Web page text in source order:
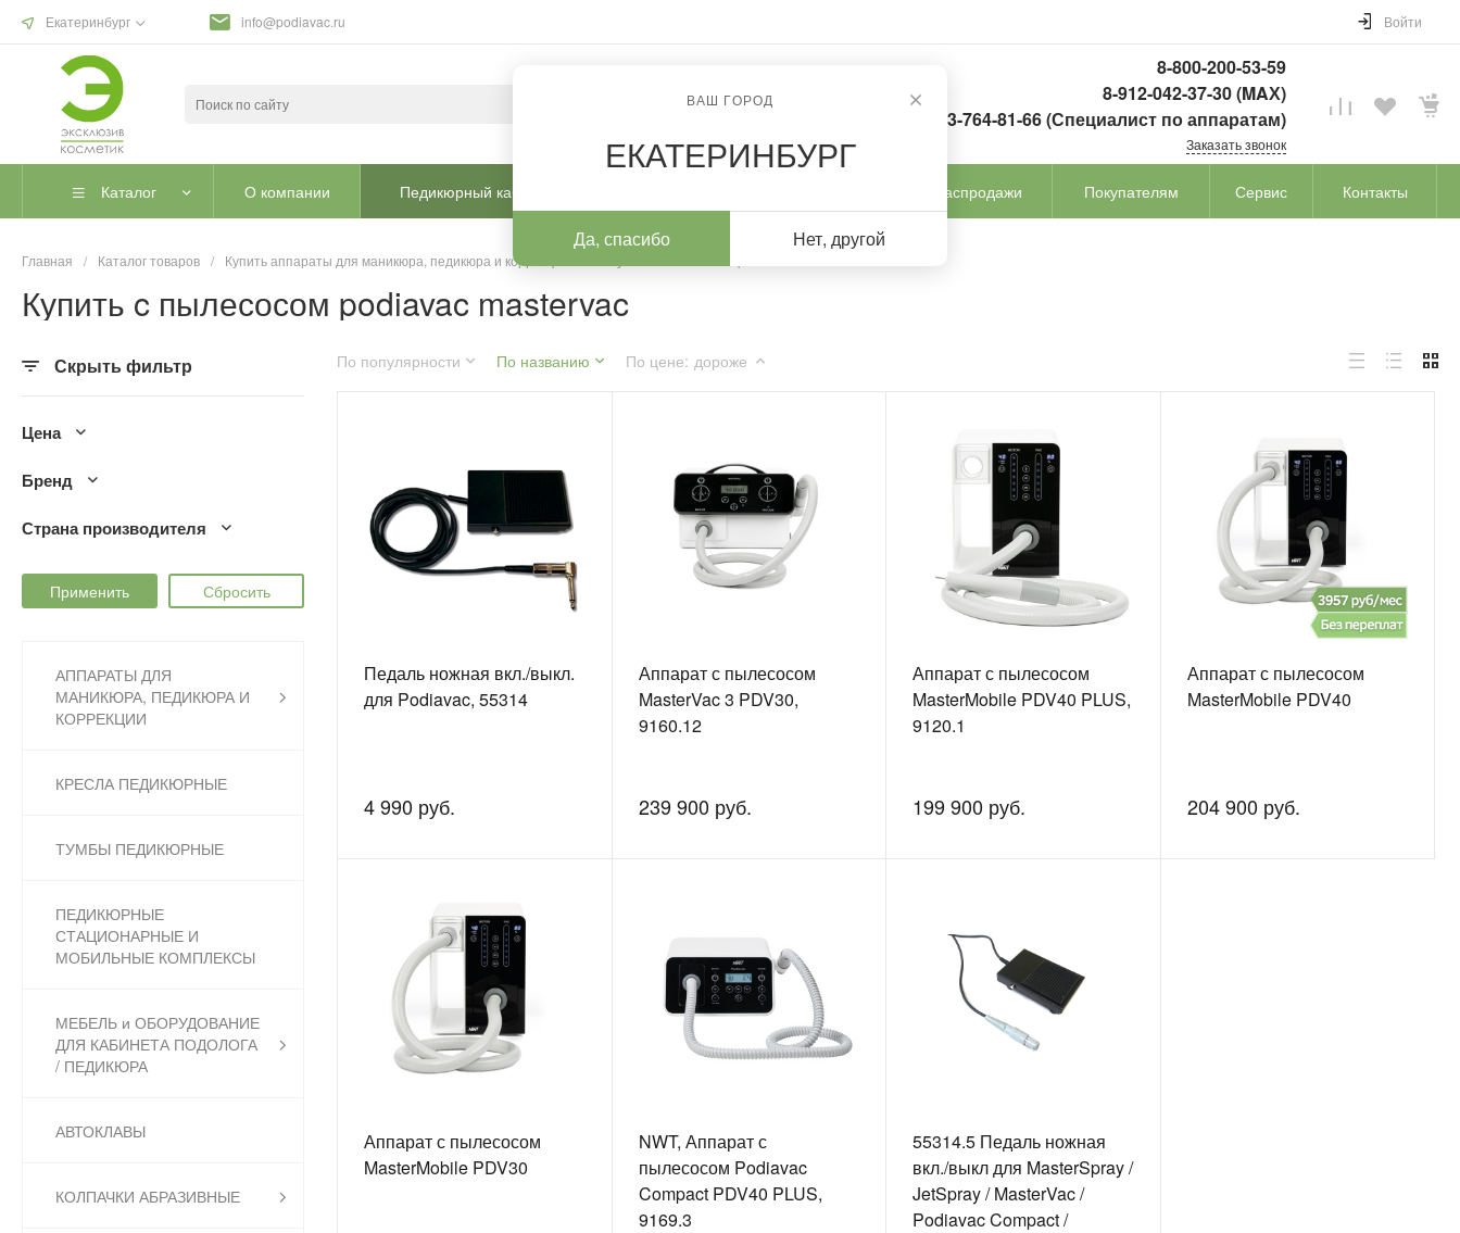
Екатеринбург
ВАШ ГОРОД
ЕКАТЕРИНБУРГ
Да, спасибо Нет, другой
info@podiavac.ru Войти
8-800-200-53-59
8-912-042-37-30 (MAХ)
8-963-764-81-66 (Специалист по аппаратам)
Заказать звонок
Каталог О компании Педикюрный кабинет Распродажи Покупателям Сервис Контакты
Главная / Каталог товаров / Купить аппараты для маникюра, педикюра и коррекции
Купить c пылесосом podiavac mastervac
Скрыть фильтр
Цена
Бренд
Страна производителя
АППАРАТЫ ДЛЯ
МАНИКЮРА, ПЕДИКЮРА И
КОРРЕКЦИИ
КРЕСЛА ПЕДИКЮРНЫЕ
ТУМБЫ ПЕДИКЮРНЫЕ
ПЕДИКЮРНЫЕ
СТАЦИОНАРНЫЕ И
МОБИЛЬНЫЕ КОМПЛЕКСЫ
МЕБЕЛЬ и ОБОРУДОВАНИЕ
ДЛЯ КАБИНЕТА ПОДОЛОГА
/ ПЕДИКЮРА
АВТОКЛАВЫ
КОЛПАЧКИ АБРАЗИВНЫЕ
По популярности По названию По цене: дороже
Педаль ножная вкл./выкл.
для Podiavac, 55314
4 990 руб.
Аппарат с пылесосом
MasterVac 3 PDV30,
9160.12
239 900 руб.
Аппарат с пылесосом
MasterMobile PDV40 PLUS,
9120.1
199 900 руб.
Аппарат с пылесосом
MasterMobile PDV40
204 900 руб.
Аппарат с пылесосом
MasterMobile PDV30
NWT, Аппарат с
пылесосом Podiavac
Compact PDV40 PLUS,
9169.3
55314.5 Педаль ножная
вкл./выкл для MasterSpray /
JetSpray / MasterVac /
Podiavac Compact /